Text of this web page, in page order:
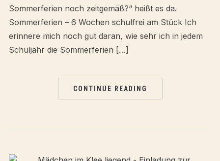
Sommerferien noch zeitgemäß?“ heißt es da.
Sommerferien – 6 Wochen schulfrei am Stück Ich
erinnere mich noch gut daran, wie sehr ich in jedem
Schuljahr die Sommerferien […]
CONTINUE READING